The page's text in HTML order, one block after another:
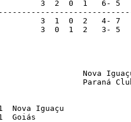
3  2  0  1   6- 5
3  1  0  2   4- 7
3  0  1  2   3- 5
Nova
Paraná
Iguaçu
Goiás